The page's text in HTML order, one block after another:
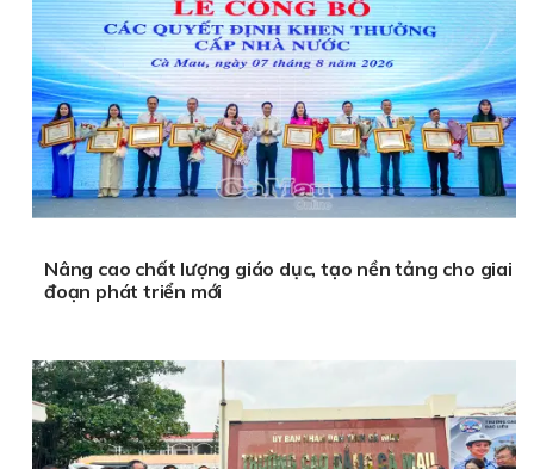
Nâng cao chất lượng giáo dục, tạo nền tảng cho giai
đoạn phát triển mới